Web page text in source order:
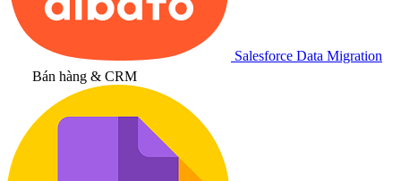
Salesforce Data Migration
Bán hàng & CRM